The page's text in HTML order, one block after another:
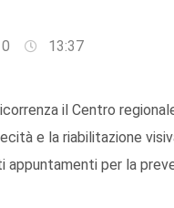
13:37
il Centro
e la riabilitazione
appuntamenti per la